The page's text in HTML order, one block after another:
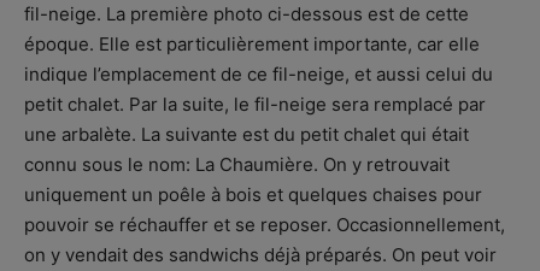
fil-neige. La première photo ci-dessous est de cette
époque. Elle est particulièrement importante, car elle
indique l’emplacement de ce fil-neige, et aussi celui du
petit chalet. Par la suite, le fil-neige sera remplacé par
une arbalète. La suivante est du petit chalet qui était
connu sous le nom: La Chaumière. On y retrouvait
uniquement un poêle à bois et quelques chaises pour
pouvoir se réchauffer et se reposer. Occasionnellement,
on y vendait des sandwichs déjà préparés. On peut voir